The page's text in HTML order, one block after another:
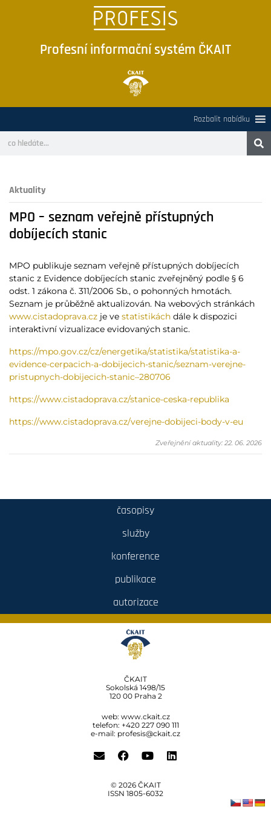
Profesní informační systém ČKAIT
Rozbalit nabídku
Aktuality
MPO – seznam veřejně přístupných
dobíjecích stanic
MPO publikuje seznam veřejně přístupných dobíjecích
stanic z Evidence dobíjecích stanic zveřejněný podle § 6
odst. 1 zákona č. 311/2006 Sb., o pohonných hmotách.
Seznam je průběžně aktualizován. Na webových stránkách
www.cistadoprava.cz je ve statistikách dále k dispozici
interaktivní vizualizace evidovaných stanic.
https://mpo.gov.cz/cz/energetika/statistika/statistika-a-
evidence-cerpacich-a-dobijecich-stanic/seznam-verejne-
pristupnych-dobijecich-stanic–280706
https://www.cistadoprava.cz/stanice-ceska-republika
https://www.cistadoprava.cz/verejne-dobijeci-body-v-eu
Zveřejnění aktuality: 22. 06. 2026
časopisy
služby
konference
publikace
autorizace
ČKAIT
Sokolská 1498/15
120 00 Praha 2
web: www.ckait.cz
telefon: +420 227 090 111
e-mail: profesis@ckait.cz
© 2026 ČKAIT
ISSN 1805‑6032